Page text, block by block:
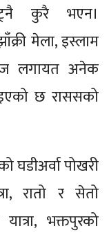
कुरै भएन।
मेला, इस्लाम
लगायत अनेक
छ राससको
घडीअर्वा पोखरी
रातो र सेतो
भक्तपुरको